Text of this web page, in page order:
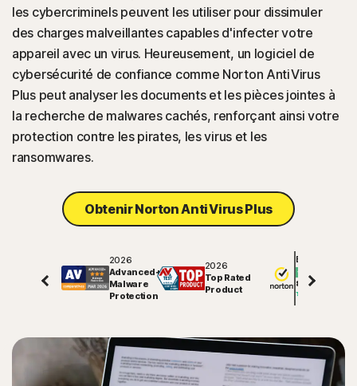
France
les cybercriminels peuvent les utiliser pour dissimuler
des charges malveillantes capables d'infecter votre
appareil avec un virus. Heureusement, un logiciel de
cybersécurité de confiance comme Norton AntiVirus
Plus peut analyser les documents et les pièces jointes à
la recherche de malwares cachés, renforçant ainsi votre
protection contre les pirates, les virus et les
ransomwares.
Obtenir Norton AntiVirus Plus
2026
Advanced+
Malware
Protection
2026
Top Rated
Product
Excellent
81463